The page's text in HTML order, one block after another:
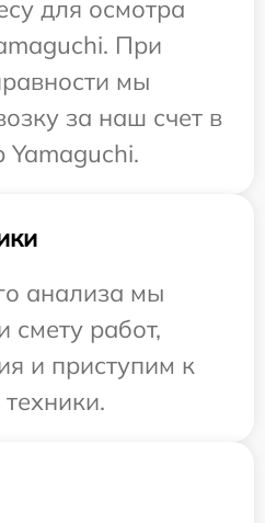
для осмотра
При
мы
за наш счет в
Yamaguchi.
анализа мы
смету работ,
и приступим к